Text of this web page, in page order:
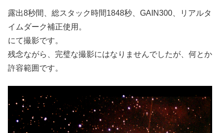
露出8秒間、総スタック時間1848秒、GAIN300、リアルタ
イムダーク補正使用。
にて撮影です。
残念ながら、完璧な撮影にはなりませんでしたが、何とか
許容範囲です。